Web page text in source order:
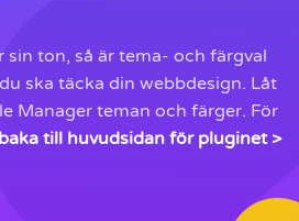
sin ton, så är tema- och färgval
ska täcka din webbdesign. Låt
Manager teman och färger. För
till huvudsidan för pluginet >